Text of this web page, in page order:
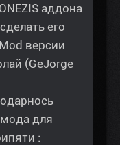
аддона
его
версии
(GeJorge
для
: